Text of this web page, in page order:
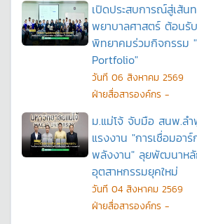
เปิดประสบการณ์สู่เส้
พยาบาลศาสตร์ ต้อนรั
พิทยาคมร่วมกิจกรรม
Portfolio"
วันที 06 สิงหาคม 2569
ฝ่ายสื่อสารองค์กร -
ม.แม่โจ้ จับมือ สนพ.ล
แรงงาน "การเชื่อมอา
พลังงาน" ลุยพัฒนาหลั
อุตสาหกรรมยุคใหม่
วันที 04 สิงหาคม 2569
ฝ่ายสื่อสารองค์กร -